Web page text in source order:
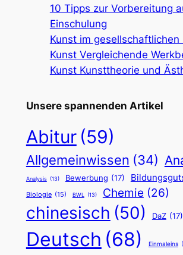
10 Tipps zur Vorbereitung
Einschulung
Kunst im gesellschaftlichen
Kunst Vergleichende
Kunst Kunsttheorie und
Unsere spannenden Artikel
Abitur (59)
Allgemeinwissen (34)
Analysis (13) Bewerbung (17)
Biologie (15) BWL (13) Chemie (26)
chinesisch (50) DaZ (17)
Deutsch (68) Einmaleins